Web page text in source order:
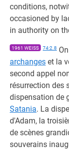
conditions,
occasioned by
in authority on
1961 WEISS 74:2.8
archanges et la
second appel
résurrection des
dispensation de
Satania. La
d'Adam, la
de scènes
souverains